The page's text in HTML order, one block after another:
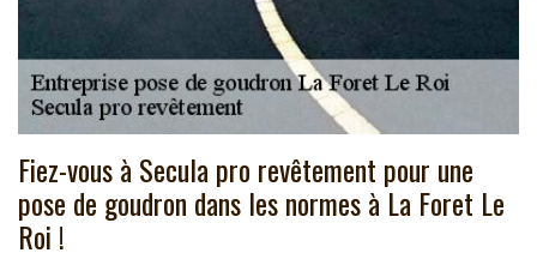
Fiez-vous à Secula pro revêtement pour une
pose de goudron dans les normes à La Foret Le
Roi !